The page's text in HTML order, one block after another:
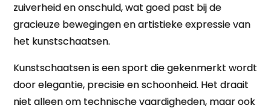
zuiverheid en onschuld, wat goed past bij de
gracieuze bewegingen en artistieke expressie van
het kunstschaatsen.
Kunstschaatsen is een sport die gekenmerkt wordt
door elegantie, precisie en schoonheid. Het draait
niet alleen om technische vaardigheden, maar ook